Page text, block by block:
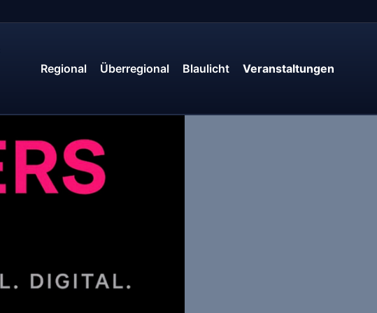
Regional Überregional Blaulicht Veranstaltungen